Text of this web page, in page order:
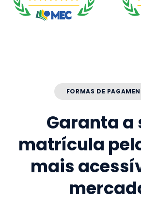
FORMAS DE
Garanta a
matrícula
mais